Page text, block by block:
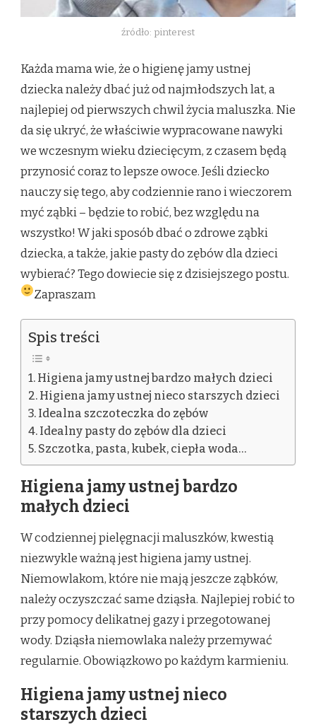
źródło: pinterest
Każda mama wie, że o higienę jamy ustnej
dziecka należy dbać już od najmłodszych lat, a
najlepiej od pierwszych chwil życia maluszka. Nie
da się ukryć, że właściwie wypracowane nawyki
we wczesnym wieku dziecięcym, z czasem będą
przynosić coraz to lepsze owoce. Jeśli dziecko
nauczy się tego, aby codziennie rano i wieczorem
myć ząbki – będzie to robić, bez względu na
wszystko! W jaki sposób dbać o zdrowe ząbki
dziecka, a także, jakie pasty do zębów dla dzieci
wybierać? Tego dowiecie się z dzisiejszego postu.
Zapraszam
Spis treści
Higiena jamy ustnej bardzo małych dzieci
Higiena jamy ustnej nieco starszych dzieci
Idealna szczoteczka do zębów
Idealny pasty do zębów dla dzieci
Szczotka, pasta, kubek, ciepła woda…
Higiena jamy ustnej bardzo
małych dzieci
W codziennej pielęgnacji maluszków, kwestią
niezwykle ważną jest higiena jamy ustnej.
Niemowlakom, które nie mają jeszcze ząbków,
należy oczyszczać same dziąsła. Najlepiej robić to
przy pomocy delikatnej gazy i przegotowanej
wody. Dziąsła niemowlaka należy przemywać
regularnie. Obowiązkowo po każdym karmieniu.
Higiena jamy ustnej nieco
starszych dzieci